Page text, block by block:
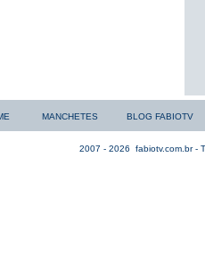
MANCHETES BLOG FABIOTV
2007 - 2026 fabiotv.com.br -